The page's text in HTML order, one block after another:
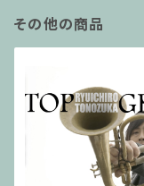
その他の商品